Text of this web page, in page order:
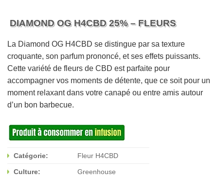
DIAMOND OG H4CBD 25% – FLEURS
La Diamond OG H4CBD se distingue par sa texture
croquante, son parfum prononcé, et ses effets puissants.
Cette variété de fleurs de CBD est parfaite pour
accompagner vos moments de détente, que ce soit pour un
moment relaxant dans votre canapé ou entre amis autour
d’un bon barbecue.
Catégorie: Fleur H4CBD
Culture: Greenhouse